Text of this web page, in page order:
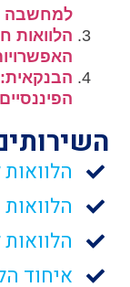
למחשבה
הלוואות
איחוד